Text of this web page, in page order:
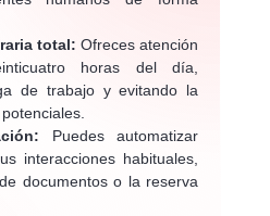
total: Ofreces atención
horas del día,
de trabajo y evitando la
Puedes automatizar
interacciones habituales,
documentos o la reserva